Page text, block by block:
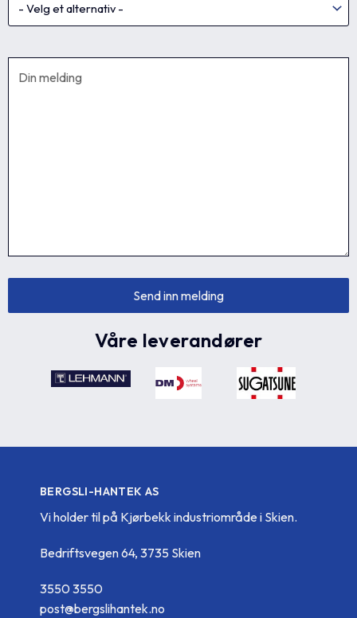
Våre leverandører
BERGSLI-HANTEK AS
Vi holder til på Kjørbekk industriområde i Skien.
Bedriftsvegen 64, 3735 Skien
3550 3550
post@bergslihantek.no